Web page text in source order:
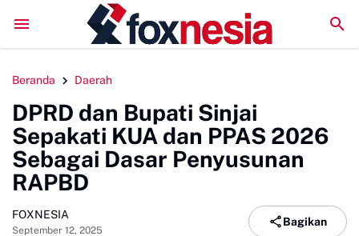
Bahas Penanganan Kasus Meninggalnya Wawan Bupati Sinjai
Beranda Daerah
DPRD dan Bupati Sinjai
Sepakati KUA dan PPAS 2026
Sebagai Dasar Penyusunan
RAPBD
FOXNESIA
September 12, 2025
Bagikan